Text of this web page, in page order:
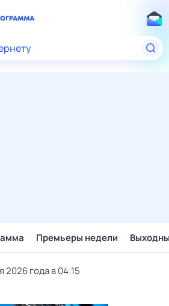
Премьеры недели
2026 года в 04:15